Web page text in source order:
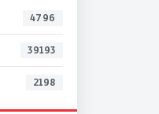
4796
39193
2198